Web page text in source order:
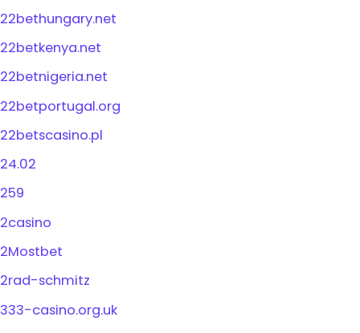
22bethungary.net
22betkenya.net
22betnigeria.net
22betportugal.org
22betscasino.pl
24.02
259
2casino
2Mostbet
2rad-schmitz
333-casino.org.uk